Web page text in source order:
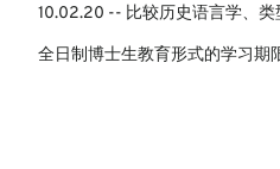
10.02.20 -- 比较历史语言学、类
全日制博士生教育形式的学习期